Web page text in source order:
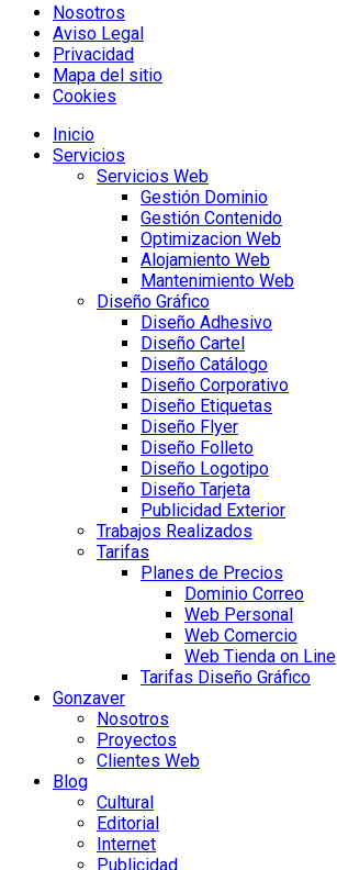
Nosotros
Aviso Legal
Privacidad
Mapa del sitio
Cookies
Inicio
Servicios
Servicios Web
Gestión Dominio
Gestión Contenido
Optimizacion Web
Alojamiento Web
Mantenimiento Web
Diseño Gráfico
Diseño Adhesivo
Diseño Cartel
Diseño Catálogo
Diseño Corporativo
Diseño Etiquetas
Diseño Flyer
Diseño Folleto
Diseño Logotipo
Diseño Tarjeta
Publicidad Exterior
Trabajos Realizados
Tarifas
Planes de Precios
Dominio Correo
Web Personal
Web Comercio
Web Tienda on Line
Tarifas Diseño Gráfico
Gonzaver
Nosotros
Proyectos
Clientes Web
Blog
Cultural
Editorial
Internet
Publicidad